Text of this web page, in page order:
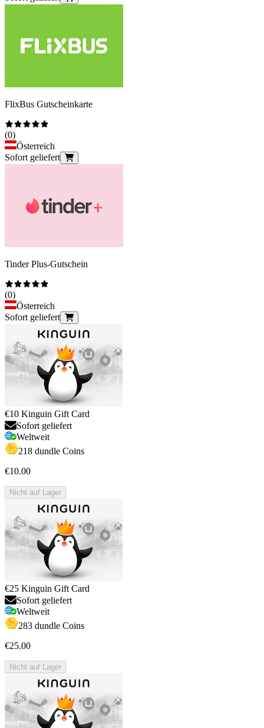
FlixBus Gutscheinkarte
(0)
Österreich
Sofort geliefert
Tinder Plus-Gutschein
(0)
Österreich
Sofort geliefert
€10 Kinguin Gift Card
Sofort geliefert
Weltweit
218 dundle Coins
€10.00
Nicht auf Lager
€25 Kinguin Gift Card
Sofort geliefert
Weltweit
283 dundle Coins
€25.00
Nicht auf Lager